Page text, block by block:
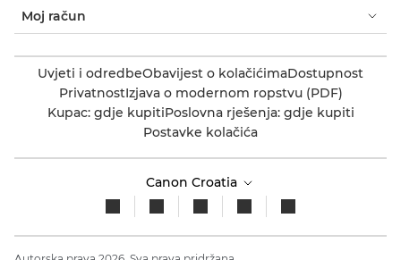
Moj račun
Uvjeti i odredbeObavijest o kolačićimaDostupnost
PrivatnostIzjava o modernom ropstvu (PDF)
Kupac: gdje kupitiPoslovna rješenja: gdje kupiti
Postavke kolačića
Canon Croatia